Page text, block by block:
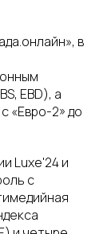
в
EBD), а
«Евро-2» до
Luxe'24 и
с